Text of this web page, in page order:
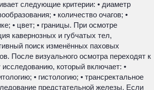
следующие критерии: • диаметр
• количество очагов; •
• цвет; • границы. При осмотре
кавернозных и губчатых тел,
поиск изменённых паховых
После визуального осмотра переходят к
который включает: •
• гистологию; • трансректальное
предстательной железы. Если